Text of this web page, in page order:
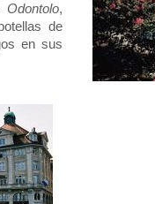
Odontolo,
de
en sus